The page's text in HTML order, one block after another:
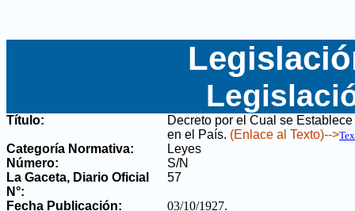
Título:
Decreto por el Cual se
en el País. (Enlace al Texto)-->
Categoría Normativa:
Leyes
Número:
S/N
La Gaceta, Diario Oficial
N°:
57
Fecha Publicación: 03/10/1927.